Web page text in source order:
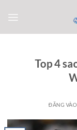
qua
Top 4
ĐĂNG